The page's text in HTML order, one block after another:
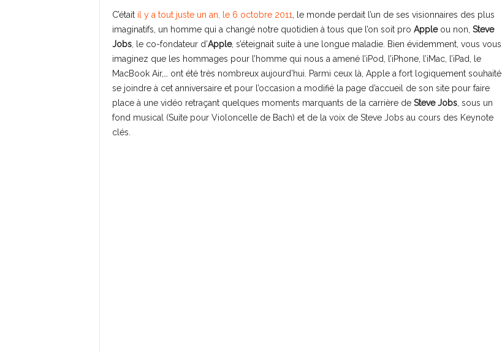
C’était il y a tout juste un an, le 6 octobre 2011 , le monde perdait l’un de ses visionnaires des plus
imaginatifs, un homme qui a changé notre quotidien à tous que l’on soit pro Appleou non, Steve
Jobs, le co-fondateur d’Apple, s’éteignait suite à une longue maladie. Bien évidemment, vous vous
imaginez que les hommages pour l’homme qui nous a amené l’iPod, l’iPhone, l’iMac, l’iPad, le
MacBook Air,… ont été très nombreux aujourd’hui. Parmi ceux là, Apple a fort logiquement souhaité
se joindre à cet anniversaire et pour l’occasion a modifié la page d’accueil de son site pour faire
place à une vidéo retraçant quelques moments marquants de la carrière de Steve Jobs, sous un
fond musical (Suite pour Violoncelle de Bach) et de la voix de Steve Jobs au cours des Keynote
clés.